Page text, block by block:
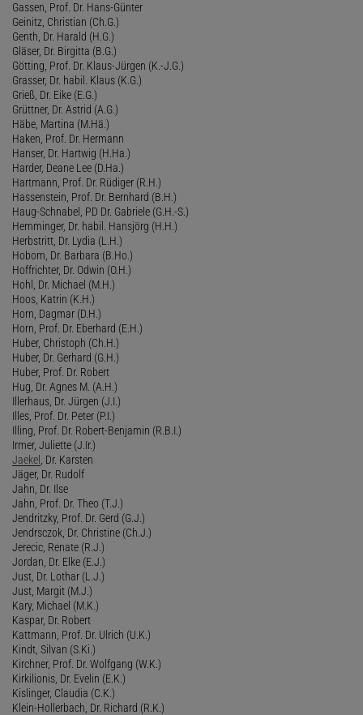
Gassen, Prof. Dr. Hans-Günter
Geinitz, Christian (Ch.G.)
Genth, Dr. Harald (H.G.)
Gläser, Dr. Birgitta (B.G.)
Götting, Prof. Dr. Klaus-Jürgen (K.-J.G.)
Grasser, Dr. habil. Klaus (K.G.)
Grieß, Dr. Eike (E.G.)
Grüttner, Dr. Astrid (A.G.)
Häbe, Martina (M.Hä.)
Haken, Prof. Dr. Hermann
Hanser, Dr. Hartwig (H.Ha.)
Harder, Deane Lee (D.Ha.)
Hartmann, Prof. Dr. Rüdiger (R.H.)
Hassenstein, Prof. Dr. Bernhard (B.H.)
Haug-Schnabel, PD Dr. Gabriele (G.H.-S.)
Hemminger, Dr. habil. Hansjörg (H.H.)
Herbstritt, Dr. Lydia (L.H.)
Hobom, Dr. Barbara (B.Ho.)
Hoffrichter, Dr. Odwin (O.H.)
Hohl, Dr. Michael (M.H.)
Hoos, Katrin (K.H.)
Horn, Dagmar (D.H.)
Horn, Prof. Dr. Eberhard (E.H.)
Huber, Christoph (Ch.H.)
Huber, Dr. Gerhard (G.H.)
Huber, Prof. Dr. Robert
Hug, Dr. Agnes M. (A.H.)
Illerhaus, Dr. Jürgen (J.I.)
Illes, Prof. Dr. Peter (P.I.)
Illing, Prof. Dr. Robert-Benjamin (R.B.I.)
Irmer, Juliette (J.Ir.)
Jaekel
, Dr. Karsten
Jäger, Dr. Rudolf
Jahn, Dr. Ilse
Jahn, Prof. Dr. Theo (T.J.)
Jendritzky, Prof. Dr. Gerd (G.J.)
Jendrsczok, Dr. Christine (Ch.J.)
Jerecic, Renate (R.J.)
Jordan, Dr. Elke (E.J.)
Just, Dr. Lothar (L.J.)
Just, Margit (M.J.)
Kary, Michael (M.K.)
Kaspar, Dr. Robert
Kattmann, Prof. Dr. Ulrich (U.K.)
Kindt, Silvan (S.Ki.)
Kirchner, Prof. Dr. Wolfgang (W.K.)
Kirkilionis, Dr. Evelin (E.K.)
Kislinger, Claudia (C.K.)
Klein-Hollerbach, Dr. Richard (R.K.)